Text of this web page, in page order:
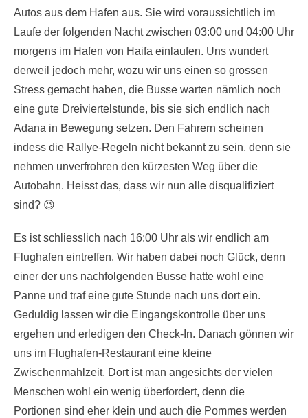
Autos aus dem Hafen aus. Sie wird voraussichtlich im
Laufe der folgenden Nacht zwischen 03:00 und 04:00 Uhr
morgens im Hafen von Haifa einlaufen. Uns wundert
derweil jedoch mehr, wozu wir uns einen so grossen
Stress gemacht haben, die Busse warten nämlich noch
eine gute Dreiviertelstunde, bis sie sich endlich nach
Adana in Bewegung setzen. Den Fahrern scheinen
indess die Rallye-Regeln nicht bekannt zu sein, denn sie
nehmen unverfrohren den kürzesten Weg über die
Autobahn. Heisst das, dass wir nun alle disqualifiziert
sind? 😉
Es ist schliesslich nach 16:00 Uhr als wir endlich am
Flughafen eintreffen. Wir haben dabei noch Glück, denn
einer der uns nachfolgenden Busse hatte wohl eine
Panne und traf eine gute Stunde nach uns dort ein.
Geduldig lassen wir die Eingangskontrolle über uns
ergehen und erledigen den Check-In. Danach gönnen wir
uns im Flughafen-Restaurant eine kleine
Zwischenmahlzeit. Dort ist man angesichts der vielen
Menschen wohl ein wenig überfordert, denn die
Portionen sind eher klein und auch die Pommes werden